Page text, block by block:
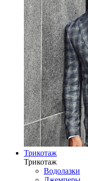
Трикотаж
Трикотаж
Водолазки